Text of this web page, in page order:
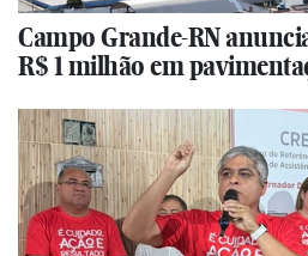
Campo Grande-RN
R$ 1 milhão em